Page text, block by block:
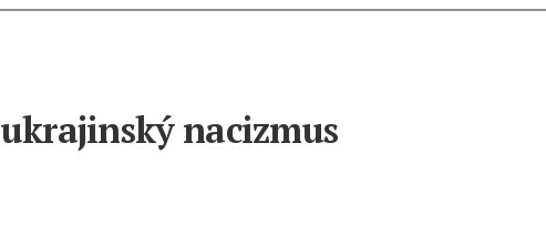
ukrajinský nacizmus